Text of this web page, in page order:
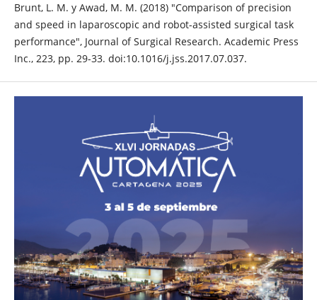
Brunt, L. M. y Awad, M. M. (2018) "Comparison of precision
and speed in laparoscopic and robot-assisted surgical task
performance", Journal of Surgical Research. Academic Press
Inc., 223, pp. 29-33. doi:10.1016/j.jss.2017.07.037.